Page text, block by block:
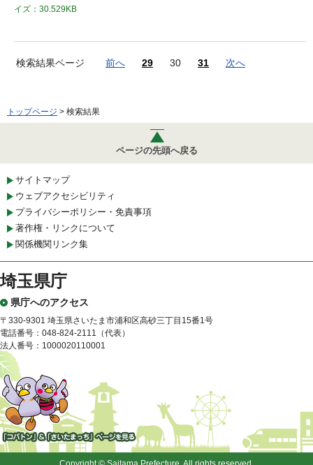
イズ：30.529KB
検索結果ページ 前へ 29 30 31 次へ
トップページ > 検索結果
ページの先頭へ戻る
サイトマップ
ウェブアクセシビリティ
プライバシーポリシー・免責事項
著作権・リンクについて
関係機関リンク集
埼玉県庁
県庁へのアクセス
〒330-9301 埼玉県さいたま市浦和区高砂三丁目15番1号
電話番号：048-824-2111（代表）
法人番号：1000020110001
「コバトン」&「さいたまっ